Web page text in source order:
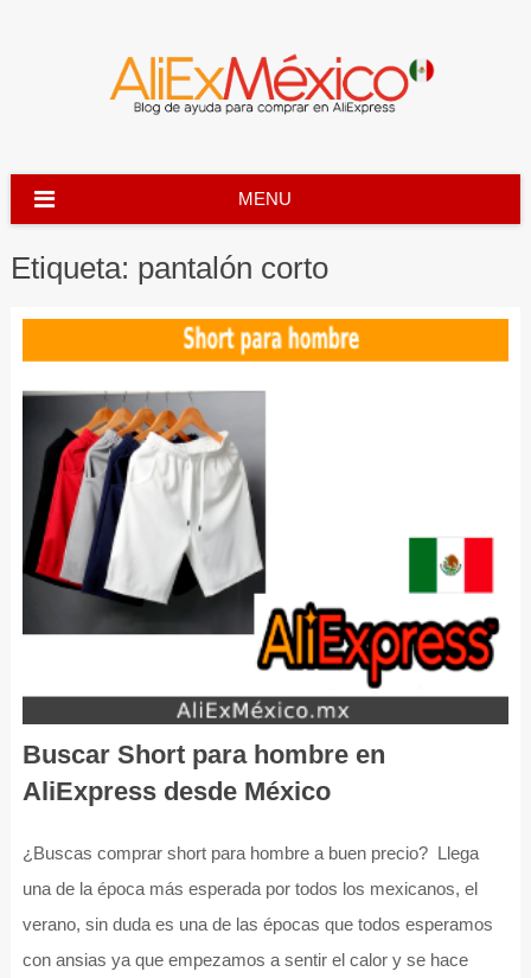
MENU
Etiqueta: pantalón corto
Buscar Short para hombre en
AliExpress desde México
¿Buscas comprar short para hombre a buen precio? Llega
una de la época más esperada por todos los mexicanos, el
verano, sin duda es una de las épocas que todos esperamos
con ansias ya que empezamos a sentir el calor y se hace